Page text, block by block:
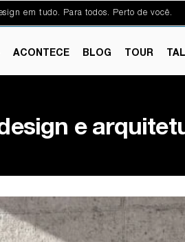
em tudo. Para todos. Perto de você.
ACONTECE BLOG TOUR
e